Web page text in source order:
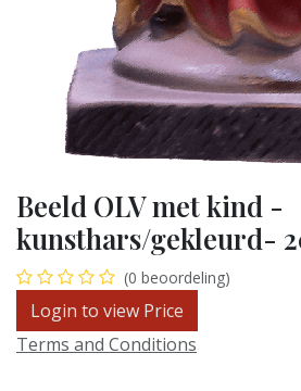
Beeld OLV met kind -
kunsthars/gekleurd-
(0 beoordeling)
Login to view Price
Terms and Conditions